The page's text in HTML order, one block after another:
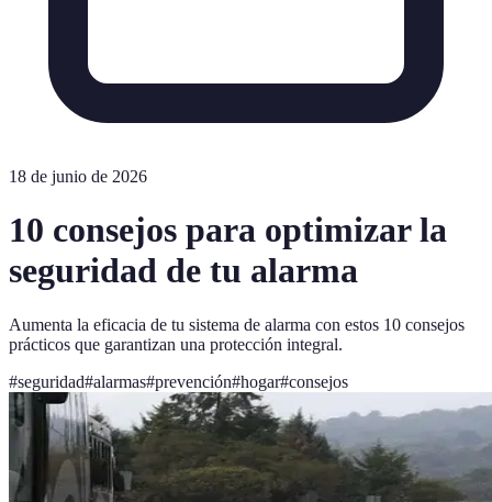
18 de junio de 2026
10 consejos para optimizar la
seguridad de tu alarma
Aumenta la eficacia de tu sistema de alarma con estos 10 consejos
prácticos que garantizan una protección integral.
#seguridad#alarmas#prevención#hogar#consejos